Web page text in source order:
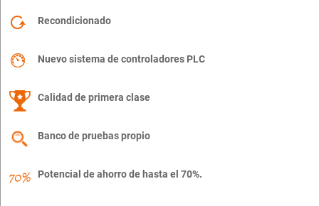
Recondicionado
Nuevo sistema de controladores PLC
Calidad de primera clase
Banco de pruebas propio
Potencial de ahorro de hasta el 70%.